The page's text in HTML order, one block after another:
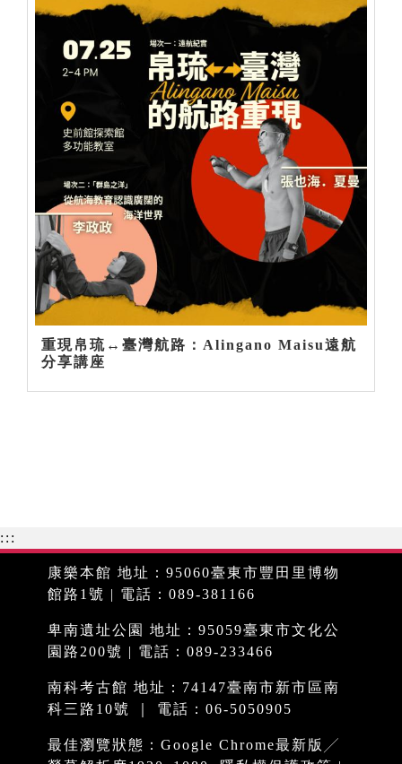
重現帛琉↔臺灣航路：Alingano Maisu遠航
分享講座
:::
康樂本館 地址：95060臺東市豐田里博物
館路1號 | 電話：089-381166
卑南遺址公園 地址：95059臺東市文化公
園路200號 | 電話：089-233466
南科考古館 地址：74147臺南市新市區南
科三路10號 ｜ 電話：06-5050905
最佳瀏覽狀態：Google Chrome最新版╱